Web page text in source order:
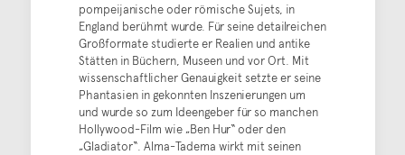
pompeijanische oder römische Sujets, in
England berühmt wurde. Für seine detailreichen
Großformate studierte er Realien und antike
Stätten in Büchern, Museen und vor Ort. Mit
wissenschaftlicher Genauigkeit setzte er seine
Phantasien in gekonnten Inszenierungen um
und wurde so zum Ideengeber für so manchen
Hollywood-Film wie „Ben Hur“ oder den
„Gladiator“. Alma-Tadema wirkt mit seinen